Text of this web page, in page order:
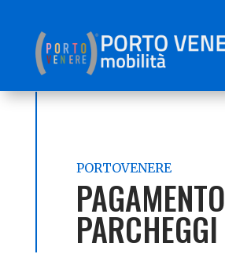
PORTOVENERE
PAGAMENTO
PARCHEGGI